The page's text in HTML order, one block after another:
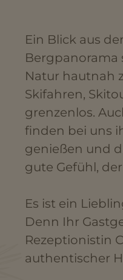
Ein Blick aus
Bergpanorama
Natur hautnah
Skifahren,
grenzenlos.
finden bei uns
genießen und
gute Gefühl,
Es ist ein
Denn Ihr
Rezeptionistin
authentischer